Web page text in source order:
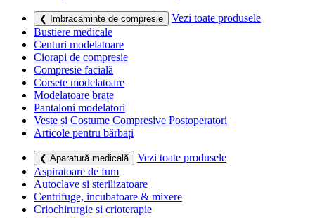
❮ Imbracaminte de compresie
Vezi toate produsele
Bustiere medicale
Centuri modelatoare
Ciorapi de compresie
Compresie facială
Corsete modelatoare
Modelatoare brațe
Pantaloni modelatori
Veste și Costume Compresive Postoperatori
Articole pentru bărbați
❮ Aparatură medicală
Vezi toate produsele
Aspiratoare de fum
Autoclave si sterilizatoare
Centrifuge, incubatoare & mixere
Criochirurgie si crioterapie